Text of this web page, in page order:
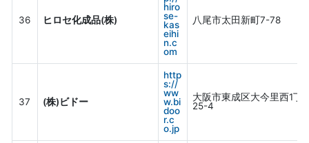
36 ヒロセ化成品(株)
hiro
se-
kas
eihi
n.c
om
八尾市太田新町7-78
37 (株)ビドー
http
s://
ww
w.bi
doo
r.c
o.jp
大阪市東成区大今里西1丁
25-4